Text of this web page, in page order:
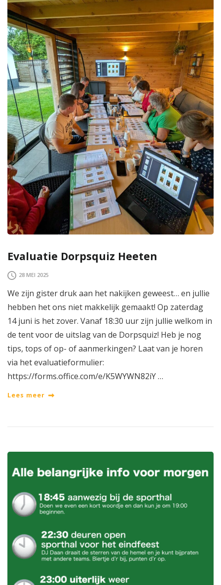
Evaluatie Dorpsquiz Heeten
28 MEI 2025
We zijn gister druk aan het nakijken geweest… en jullie
hebben het ons niet makkelijk gemaakt! Op zaterdag
14 juni is het zover. Vanaf 18:30 uur zijn jullie welkom in
de tent voor de uitslag van de Dorpsquiz! Heb je nog
tips, tops of op- of aanmerkingen? Laat van je horen
via het evaluatieformulier:
https://forms.office.com/e/K5WYWN82iY …
Lees meer